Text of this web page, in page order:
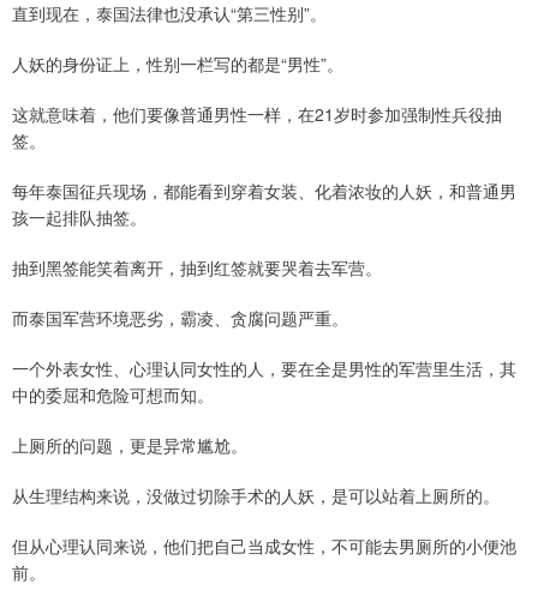
直到现在，泰国法律也没承认“第三性别”。
人妖的身份证上，性别一栏写的都是“男性”。
这就意味着，他们要像普通男性一样，在21岁时参加强制性兵役抽
签。
每年泰国征兵现场，都能看到穿着女装、化着浓妆的人妖，和普通男
孩一起排队抽签。
抽到黑签能笑着离开，抽到红签就要哭着去军营。
而泰国军营环境恶劣，霸凌、贪腐问题严重。
一个外表女性、心理认同女性的人，要在全是男性的军营里生活，其
中的委屈和危险可想而知。
上厕所的问题，更是异常尴尬。
从生理结构来说，没做过切除手术的人妖，是可以站着上厕所的。
但从心理认同来说，他们把自己当成女性，不可能去男厕所的小便池
前。